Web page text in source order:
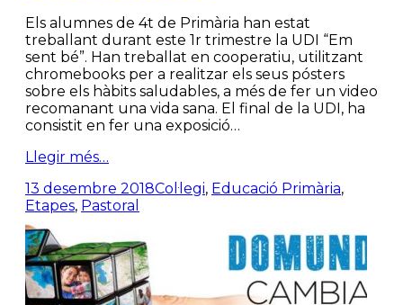
Els alumnes de 4t de Primària han estat
treballant durant este 1r trimestre la UDI “Em
sent bé”. Han treballat en cooperatiu, utilitzant
chromebooks per a realitzar els seus pósters
sobre els hàbits saludables, a més de fer un video
recomanant una vida sana. El final de la UDI, ha
consistit en fer una exposició…
Llegir més…
13 desembre 2018Col·legi, Educació Primària,
Etapes, Pastoral